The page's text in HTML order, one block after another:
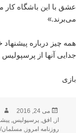
عشق با این باشگاه
می‌برند.»
همه چیز درباره
جدایی آنها از پرسپولیس
بازی
ارسال
شده
در
می 24, 2016
از
,افق ,پرسپولیس ,
روزنامه امروز
,مسلمان/